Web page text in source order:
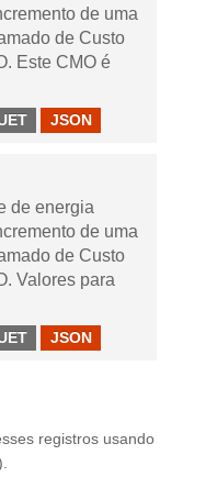
de uma
de Custo
Este CMO é
JSON
de energia
de uma
de Custo
Valores para
JSON
registros usando